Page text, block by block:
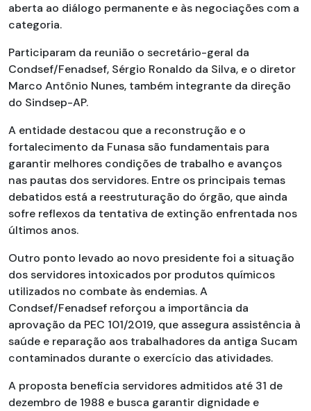
aberta ao diálogo permanente e às negociações com a
categoria.
Participaram da reunião o secretário-geral da
Condsef/Fenadsef, Sérgio Ronaldo da Silva, e o diretor
Marco Antônio Nunes, também integrante da direção
do Sindsep-AP.
A entidade destacou que a reconstrução e o
fortalecimento da Funasa são fundamentais para
garantir melhores condições de trabalho e avanços
nas pautas dos servidores. Entre os principais temas
debatidos está a reestruturação do órgão, que ainda
sofre reflexos da tentativa de extinção enfrentada nos
últimos anos.
Outro ponto levado ao novo presidente foi a situação
dos servidores intoxicados por produtos químicos
utilizados no combate às endemias. A
Condsef/Fenadsef reforçou a importância da
aprovação da PEC 101/2019, que assegura assistência à
saúde e reparação aos trabalhadores da antiga Sucam
contaminados durante o exercício das atividades.
A proposta beneficia servidores admitidos até 31 de
dezembro de 1988 e busca garantir dignidade e